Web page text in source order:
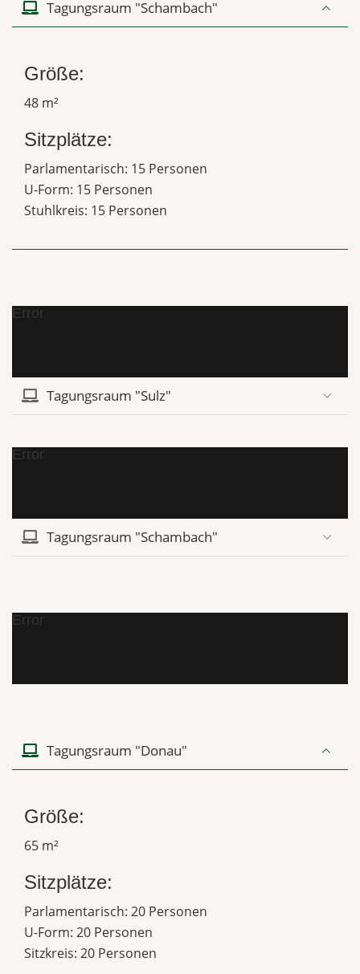
Tagungsraum "Schambach"
Größe:
48 m²
Sitzplätze:
Parlamentarisch: 15 Personen
U-Form: 15 Personen
Stuhlkreis: 15 Personen
Error
Tagungsraum "Sulz"
Error
Tagungsraum "Schambach"
Error
Tagungsraum "Donau"
Größe:
65 m²
Sitzplätze:
Parlamentarisch: 20 Personen
U-Form: 20 Personen
Sitzkreis: 20 Personen